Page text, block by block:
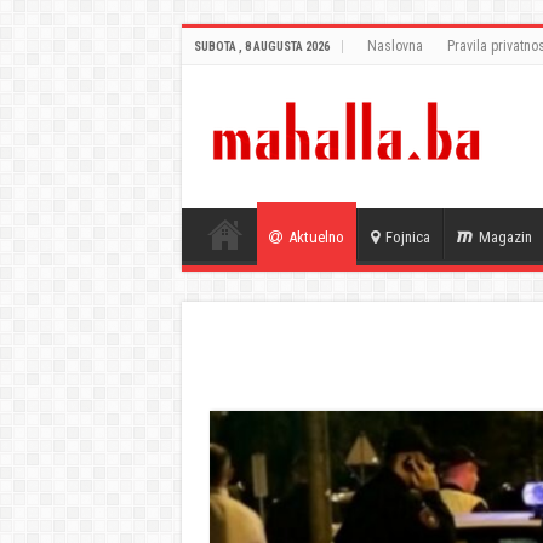
SUBOTA , 8 AUGUSTA 2026 Naslovna Pravila
Aktuelno Fojnica Magazin